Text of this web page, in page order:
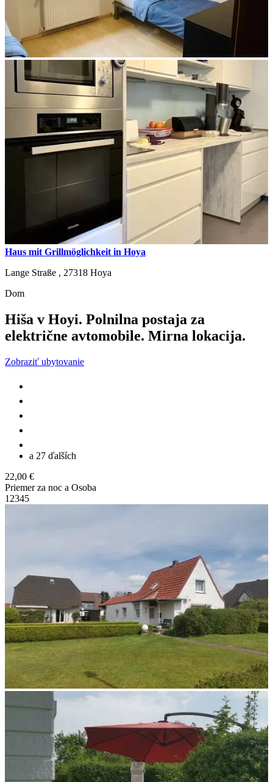
Haus mit Grillmöglichkeit in Hoya
Lange Straße , 27318 Hoya
Dom
Hiša v Hoyi. Polnilna postaja za
električne avtomobile. Mirna lokacija.
Zobraziť ubytovanie
a 27 ďalších
22,00 €
Priemer za noc a Osoba
1 2345